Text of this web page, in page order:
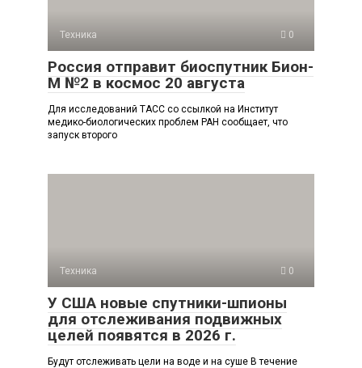
Техника 0
Россия отправит биоспутник Бион-
М №2 в космос 20 августа
Для исследований ТАСС со ссылкой на Институт
медико-биологических проблем РАН сообщает, что
запуск второго
Техника 0
У США новые спутники-шпионы
для отслеживания подвижных
целей появятся в 2026 г.
Будут отслеживать цели на воде и на суше В течение